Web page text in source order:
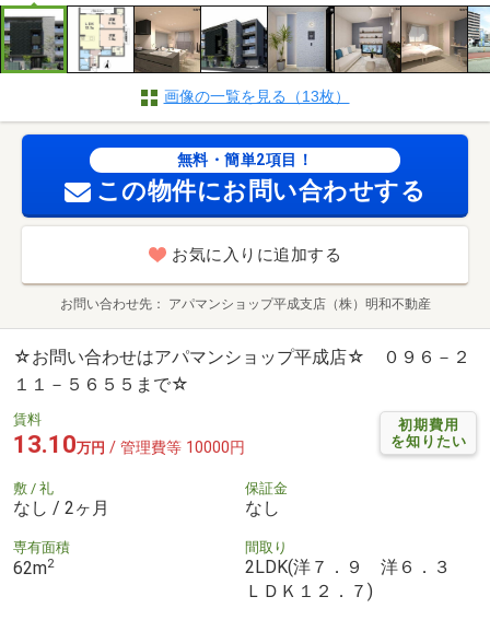
画像の一覧を見る（13枚）
無料・簡単2項目！
この物件にお問い合わせする
お気に入りに追加する
お問い合わせ先 アパマンショップ平成支店（株）明和不動産
☆お問い合わせはアパマンショップ平成店☆ ０９６－２
１１－５６５５まで☆
初期費用
を知りたい
賃料
13.10万円 / 管理費等 10000円
敷 / 礼
なし / 2ヶ月
保証金
なし
専有面積
62m2
間取り
2LDK(洋７．９ 洋６．３
ＬＤＫ１２．７)